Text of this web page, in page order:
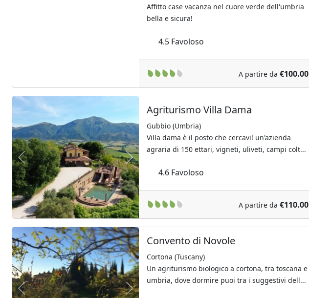
Affitto case vacanza nel cuore verde dell'umbria
bella e sicura!
4.5 Favoloso
A partire da €100.00
Previous Next
Agriturismo Villa Dama
Gubbio (Umbria)
Villa dama è il posto che cercavi! un'azienda
agraria di 150 ettari, vigneti, uliveti, campi colt...
4.6 Favoloso
A partire da €110.00
Previous Next
Convento di Novole
Cortona (Tuscany)
Un agriturismo biologico a cortona, tra toscana e
umbria, dove dormire puoi tra i suggestivi dell...